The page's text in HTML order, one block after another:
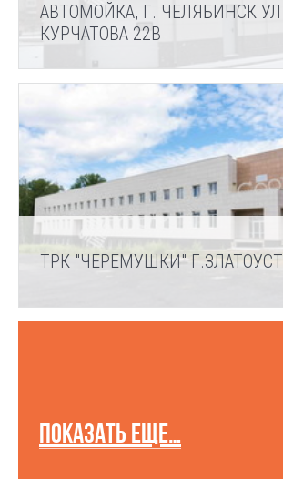
АВТОМОЙКА, Г. ЧЕЛЯБИНСК УЛ
КУРЧАТОВА 22В
ТРК "ЧЕРЕМУШКИ" Г.ЗЛАТОУСТ
показать еще…